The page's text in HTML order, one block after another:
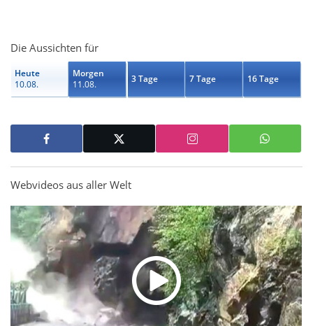
Die Aussichten für
Heute
10.08.
Morgen
11.08.
3 Tage 7 Tage 16 Tage
Webvideos aus aller Welt